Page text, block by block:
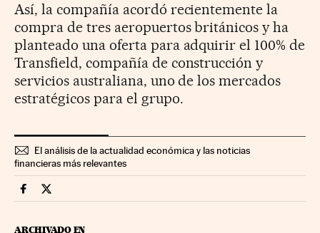
Así, la compañía acordó recientemente la
compra de tres aeropuertos británicos y ha
planteado una oferta para adquirir el 100% de
Transfield, compañía de construcción y
servicios australiana, uno de los mercados
estratégicos para el grupo.
El análisis de la actualidad económica y las noticias
financieras más relevantes
Companias Cinco Días en Facebook
Companias Cinco Días en Twitter
ARCHIVADO EN